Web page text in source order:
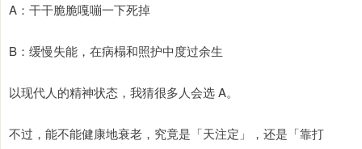
A：干干脆脆嘎嘣一下死掉
B：缓慢失能，在病榻和照护中度过余生
以现代人的精神状态，我猜很多人会选 A。
不过，能不能健康地衰老，究竟是「天注定」，还是「靠打